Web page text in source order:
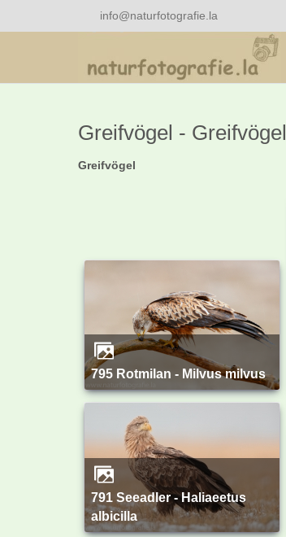
info@naturfotografie.la
Greifvögel - Greifvögel
Greifvögel
795 Rotmilan - Milvus milvus
791 Seeadler - Haliaeetus
albicilla